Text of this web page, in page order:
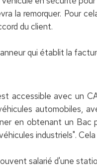
la remorquer. Pour
du client.
qui établit la
accessible avec un
automobiles,
en obtenant un Bac
industriels".
salarié d'une